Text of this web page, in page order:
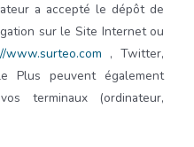
a accepté le dépôt de
sur le Site Internet ou
www.surteo.com , Twitter,
Plus peuvent également
terminaux (ordinateur,